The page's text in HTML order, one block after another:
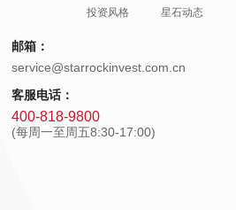
投资风格
星石动态
邮箱：
service@starrockinvest.com.cn
客服电话：
400-818-9800
(每周一至周五8:30-17:00)